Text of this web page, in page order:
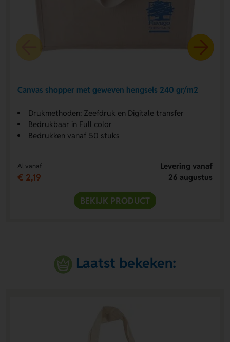
Canvas shopper met geweven hengsels 240 gr/m2
Drukmethoden: Zeefdruk en Digitale transfer
Bedrukbaar in Full color
Bedrukken vanaf 50 stuks
Al vanaf
€ 2,19
Levering vanaf
26 augustus
BEKIJK PRODUCT
Laatst bekeken: